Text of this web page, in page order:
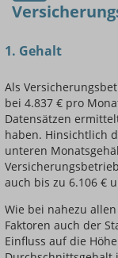
1. Gehalt
Als
bei 4.837 € pro
Datensätzen
haben. Hinsichtlich
unteren
auch bis zu 6.106 €
Wie bei nahezu
Faktoren auch der
Einfluss auf die